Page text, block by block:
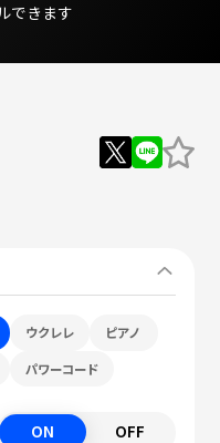
できます
ウクレレ ピアノ
パワーコード
ON OFF